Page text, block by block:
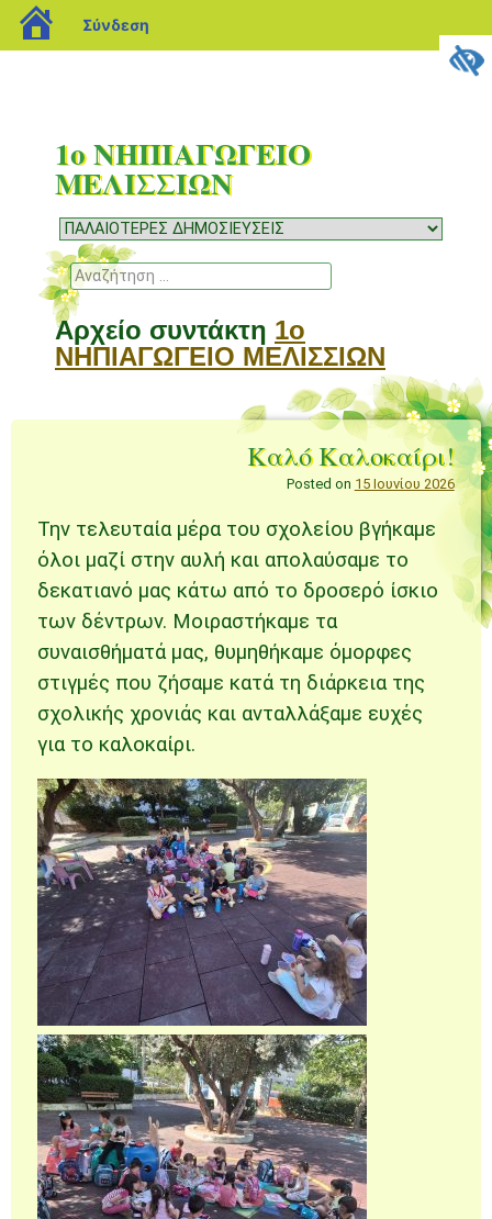
1ο ΝΗΠΙΑΓΩΓΕΙΟ
ΜΕΛΙΣΣΙΩΝ
Μενού
Μετάβαση
σε
περιεχόμενο
Αναζήτηση
Αρχείο συντάκτη 1ο
ΝΗΠΙΑΓΩΓΕΙΟ ΜΕΛΙΣΣΙΩΝ
Καλό Καλοκαίρι!
Posted on 15 Ιουνίου 2026
Την τελευταία μέρα του σχολείου βγήκαμε
όλοι μαζί στην αυλή και απολαύσαμε το
δεκατιανό μας κάτω από το δροσερό ίσκιο
των δέντρων. Μοιραστήκαμε τα
συναισθήματά μας, θυμηθήκαμε όμορφες
στιγμές που ζήσαμε κατά τη διάρκεια της
σχολικής χρονιάς και ανταλλάξαμε ευχές
για το καλοκαίρι.
blogs.sch.gr
Σύνδεση